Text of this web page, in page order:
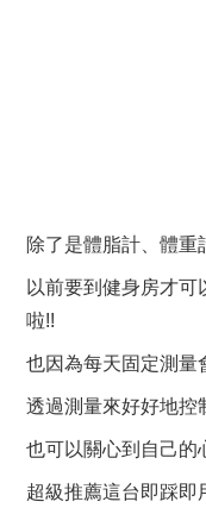
除了是體脂計、體重
以前要到健身房才
啦!!
也因為每天固定測量
透過測量來好好地控
也可以關心到自己的
超級推薦這台即踩即